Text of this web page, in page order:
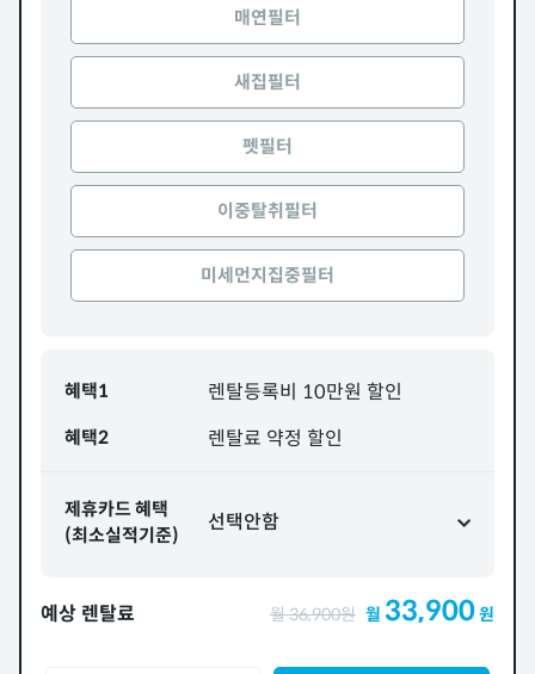
매연필터
새집필터
펫필터
이중탈취필터
미세먼지집중필터
혜택1 렌탈등록비 10만원 할인
혜택2 렌탈료 약정 할인
제휴카드 혜택
(최소실적기준)
선택안함
예상 렌탈료 월36,900원 월 33,900원